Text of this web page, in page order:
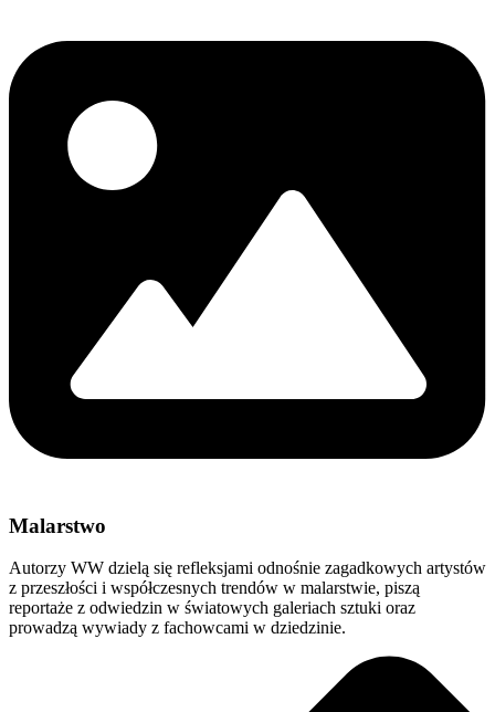
Malarstwo
Autorzy WW dzielą się refleksjami odnośnie zagadkowych artystów
z przeszłości i współczesnych trendów w malarstwie, piszą
reportaże z odwiedzin w światowych galeriach sztuki oraz
prowadzą wywiady z fachowcami w dziedzinie.